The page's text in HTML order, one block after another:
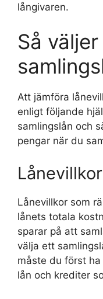
långivaren.
Så
Att jämföra
enligt följande
samlingslån och
pengar när du
Lånevillkor
Lånevillkor som
lånets totala
sparar på att
välja ett
måste du först
lån och krediter